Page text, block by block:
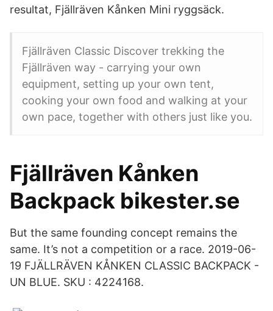
resultat, Fjällräven Kånken Mini ryggsäck.
Fjällräven Classic Discover trekking the
Fjällräven way - carrying your own
equipment, setting up your own tent,
cooking your own food and walking at your
own pace, together with others just like you.
Fjällräven Kånken
Backpack bikester.se
But the same founding concept remains the
same. It’s not a competition or a race. 2019-06-
19 FJÄLLRÄVEN KÅNKEN CLASSIC BACKPACK -
UN BLUE. SKU : 4224168.